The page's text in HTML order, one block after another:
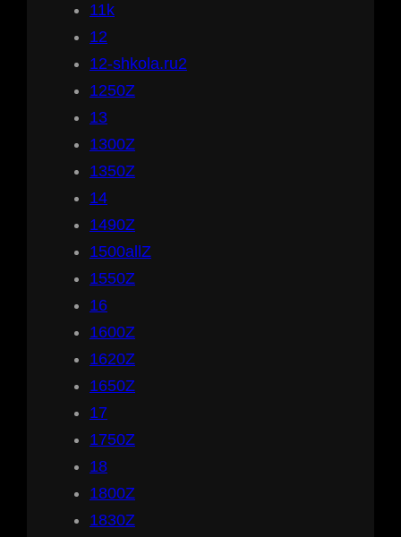
11k
12
12-shkola.ru2
1250Z
13
1300Z
1350Z
14
1490Z
1500allZ
1550Z
16
1600Z
1620Z
1650Z
17
1750Z
18
1800Z
1830Z